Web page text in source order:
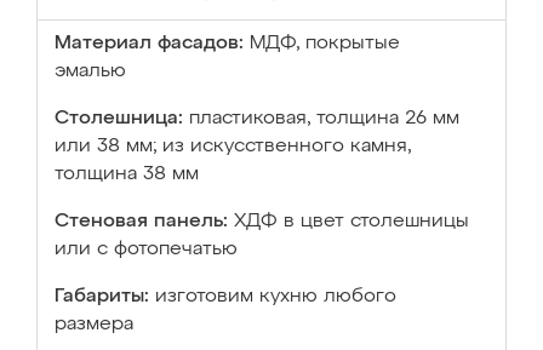
Материал фасадов: МДФ, покрытые
эмалью
Столешница: пластиковая, толщина 26 мм
или 38 мм; из искусственного камня,
толщина 38 мм
Стеновая панель: ХДФ в цвет столешницы
или с фотопечатью
Габариты: изготовим кухню любого
размера